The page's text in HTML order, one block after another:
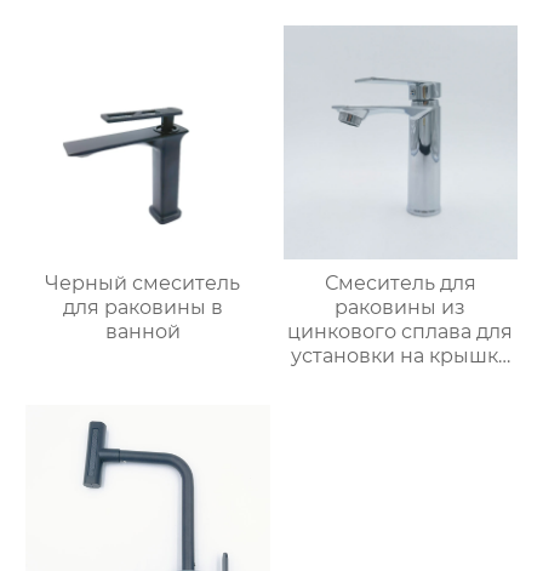
Черный смеситель
для раковины в
ванной
Смеситель для
раковины из
цинкового сплава для
установки на крышку